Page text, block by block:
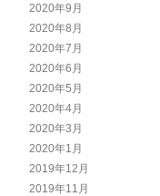
2020年9月
2020年8月
2020年7月
2020年6月
2020年5月
2020年4月
2020年3月
2020年1月
2019年12月
2019年11月